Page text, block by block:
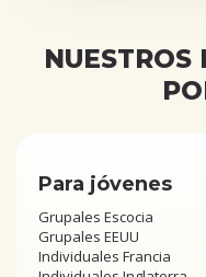
NUESTROS
Para jóvenes
Grupales Escocia
Grupales EEUU
Individuales Francia